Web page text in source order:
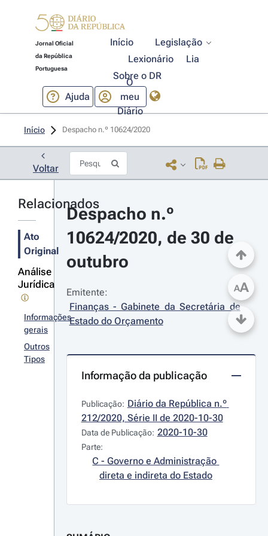
Jornal Oficial
da República
Portuguesa
Início
Legislação
Lexionário
Lia
Sobre o DR
Ajuda
O
meu
Diário
Início Despacho n.º 10624/2020
Voltar
Relacionados
Ato
Original
Análise
Jurídica
Informações
gerais
Outros
Tipos
Despacho n.º
10624/2020, de 30 de
outubro
Emitente:
Finanças - Gabinete da Secretária de
Estado do Orçamento
Informação da publicação
Publicação: Diário da República n.º
212/2020, Série II de 2020-10-30
Data de Publicação: 2020-10-30
Parte:
C - Governo e Administração
direta e indireta do Estado
AA